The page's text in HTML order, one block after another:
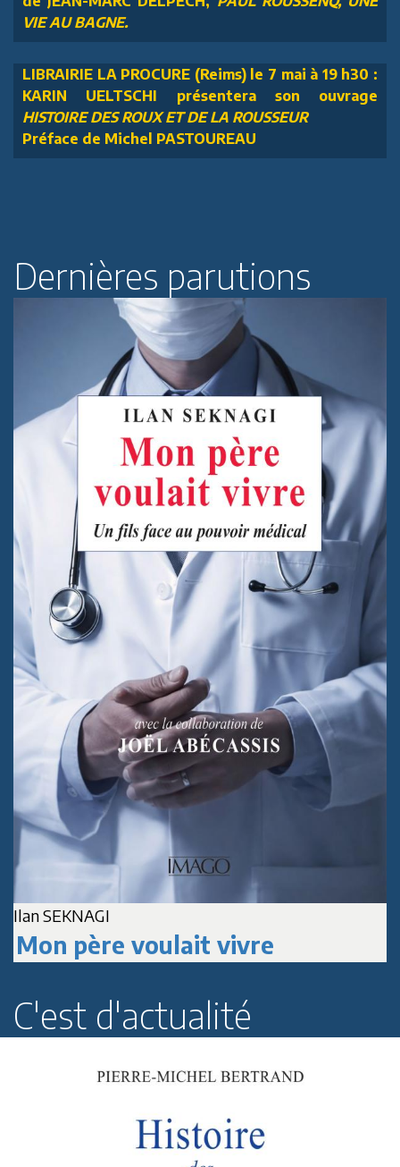
VIE AU BAGNE.
LIBRAIRIE LA PROCURE (Reims) le 7 mai à 19 h30 :
KARIN UELTSCHI présentera son ouvrage
HISTOIRE DES ROUX ET DE LA ROUSSEUR
Préface de Michel PASTOUREAU
Dernières parutions
Jean-Marc DELPECH
Paul Roussenq
C'est d'actualité